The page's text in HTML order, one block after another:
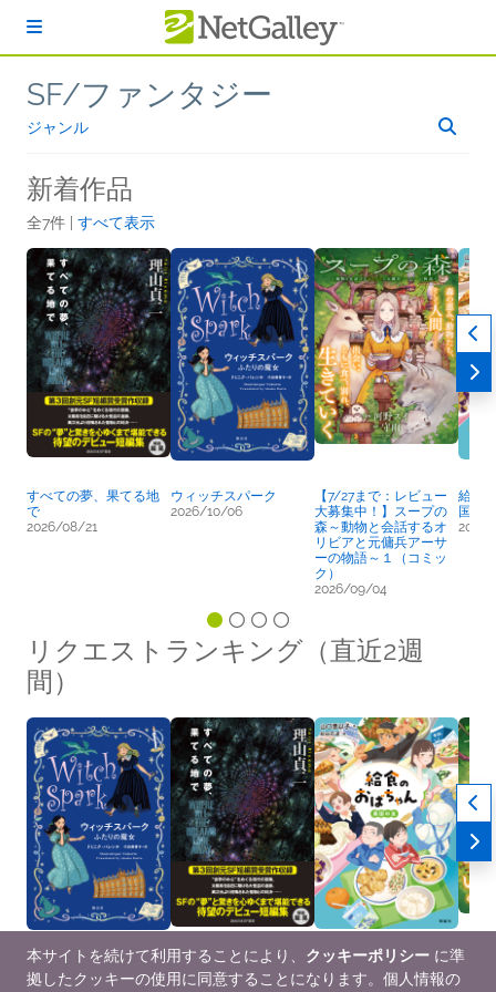
SF/ファンタジー
ジャンル
新着作品
全7件 | すべて表示
すべての夢、果てる地
で
2026/08/21
ウィッチスパーク
2026/10/06
【7/27まで：レビュー
大募集中！】スープの
森～動物と会話するオ
リビアと元傭兵アーサ
ーの物語～１（コミッ
ク）
2026/09/04
給食
国の
リクエストランキング（直近2週
間）
ウィッチスパーク
2026/10/06
すべての夢、果てる地
で
給食のおばちゃん 異
国の友
大募
本サイトを続けて利用することにより、 クッキーポリシー に準
拠したクッキーの使用に同意することになります。個人情報の